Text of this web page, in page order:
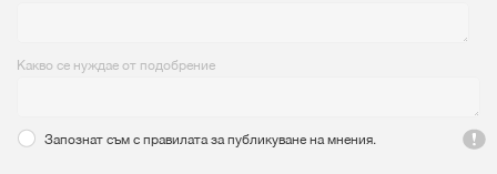
Какво се нуждае от подобрение
Запознат съм с правилата за публикуване на мнения.